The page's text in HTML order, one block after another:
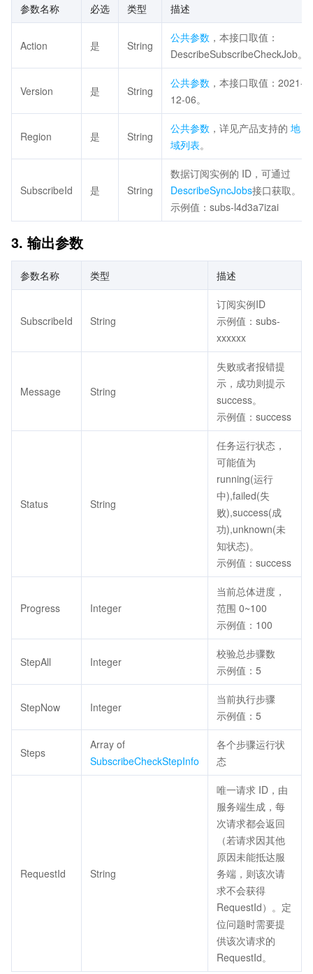
参数名称 必选 类型 描述
Action 是 String
公共参数 ，本接口取值：
DescribeSubscribeCheckJob。
Version 是 String
公共参数 ，本接口取值：2021-
12-06。
Region 是 String
公共参数 ，详见产品支持的 地
域列表。
SubscribeId 是 String
数据订阅实例的 ID，可通过
DescribeSyncJobs接口获取。
示例值：subs-l4d3a7izai
3. 输出参数
参数名称 类型 描述
SubscribeId String
订阅实例ID
示例值：subs-
xxxxxx
Message String
失败或者报错提
示，成功则提示
success。
示例值：success
Status String
任务运行状态，
可能值为
running(运行
中),failed(失
败),success(成
功),unknown(未
知状态)。
示例值：success
Progress Integer
当前总体进度，
范围 0~100
示例值：100
StepAll Integer
校验总步骤数
示例值：5
StepNow Integer
当前执行步骤
示例值：5
Steps
Array of
SubscribeCheckStepInfo
各个步骤运行状
态
RequestId String
唯一请求 ID，由
服务端生成，每
次请求都会返回
（若请求因其他
原因未能抵达服
务端，则该次请
求不会获得
RequestId）。定
位问题时需要提
供该次请求的
RequestId。